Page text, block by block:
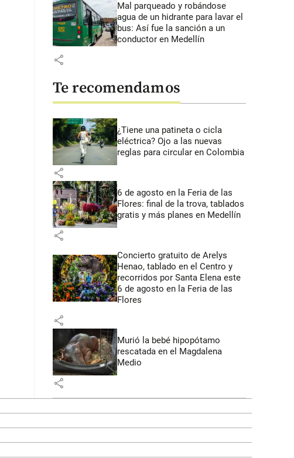
Mal parqueado y robándose
agua de un hidrante para lavar el
bus: Así fue la sanción a un
conductor en Medellín
share
Te recomendamos
¿Tiene una patineta o cicla
eléctrica? Ojo a las nuevas
reglas para circular en Colombia
share
6 de agosto en la Feria de las
Flores: final de la trova, tablados
gratis y más planes en Medellín
share
Concierto gratuito de Arelys
Henao, tablado en el Centro y
recorridos por Santa Elena este
6 de agosto en la Feria de las
Flores
share
Murió la bebé hipopótamo
rescatada en el Magdalena
Medio
share